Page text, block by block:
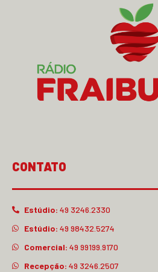
CONTATO
Estúdio: 49 3246.2330
Estúdio: 49 98432.5274
Comercial: 49 99199.9170
Recepção: 49 3246.2507